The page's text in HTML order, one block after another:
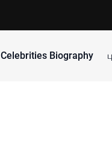
Celebrities Biography